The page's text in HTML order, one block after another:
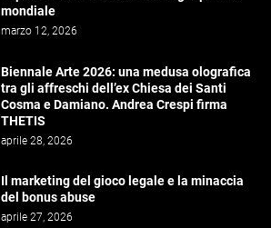
mondiale
marzo 12, 2026
Biennale Arte 2026: una medusa olografica
tra gli affreschi dell’ex Chiesa dei Santi
Cosma e Damiano. Andrea Crespi firma
THETIS
aprile 28, 2026
Il marketing del gioco legale e la minaccia
del bonus abuse
aprile 27, 2026